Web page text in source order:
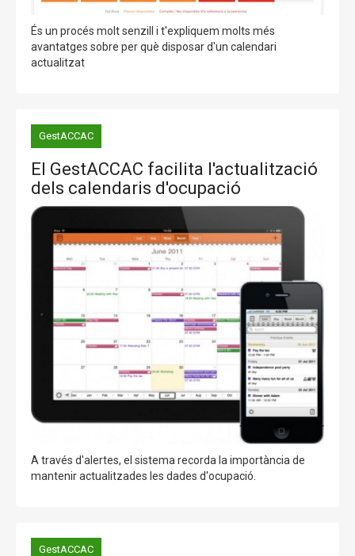
És un procés molt senzill i t'expliquem molts més
avantatges sobre per què disposar d'un calendari
actualitzat
GestACCAC
El GestACCAC facilita l'actualització
dels calendaris d'ocupació
A través d'alertes, el sistema recorda la importància de
mantenir actualitzades les dades d'ocupació.
GestACCAC